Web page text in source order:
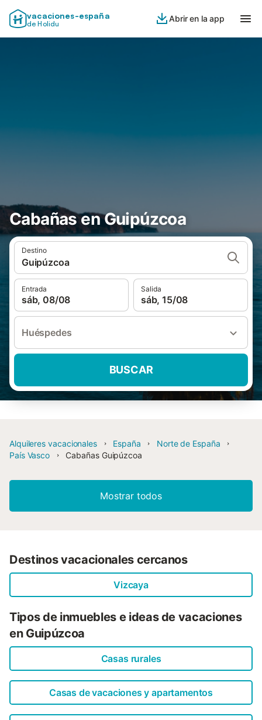
vacaciones-españa
de Holidu
Abrir en la app
Cabañas en Guipúzcoa
Destino
Guipúzcoa
Entrada
sáb, 08/08
Salida
sáb, 15/08
Huéspedes
BUSCAR
Alquileres vacacionales España
Norte de España
País Vasco
Cabañas Guipúzcoa
Mostrar todos
Destinos vacacionales cercanos
Vizcaya
Tipos de inmuebles e ideas de vacaciones
en Guipúzcoa
Casas rurales
Casas de vacaciones y apartamentos